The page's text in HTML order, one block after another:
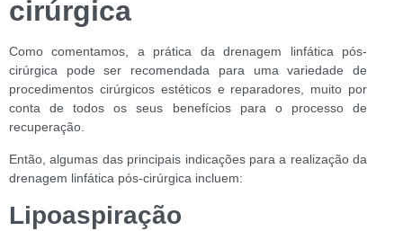
cirúrgica
Como comentamos, a prática da drenagem linfática pós-
cirúrgica pode ser recomendada para uma variedade de
procedimentos cirúrgicos estéticos e reparadores, muito por
conta de todos os seus benefícios para o processo de
recuperação.
Então, algumas das principais indicações para a realização da
drenagem linfática pós-cirúrgica incluem:
Lipoaspiração